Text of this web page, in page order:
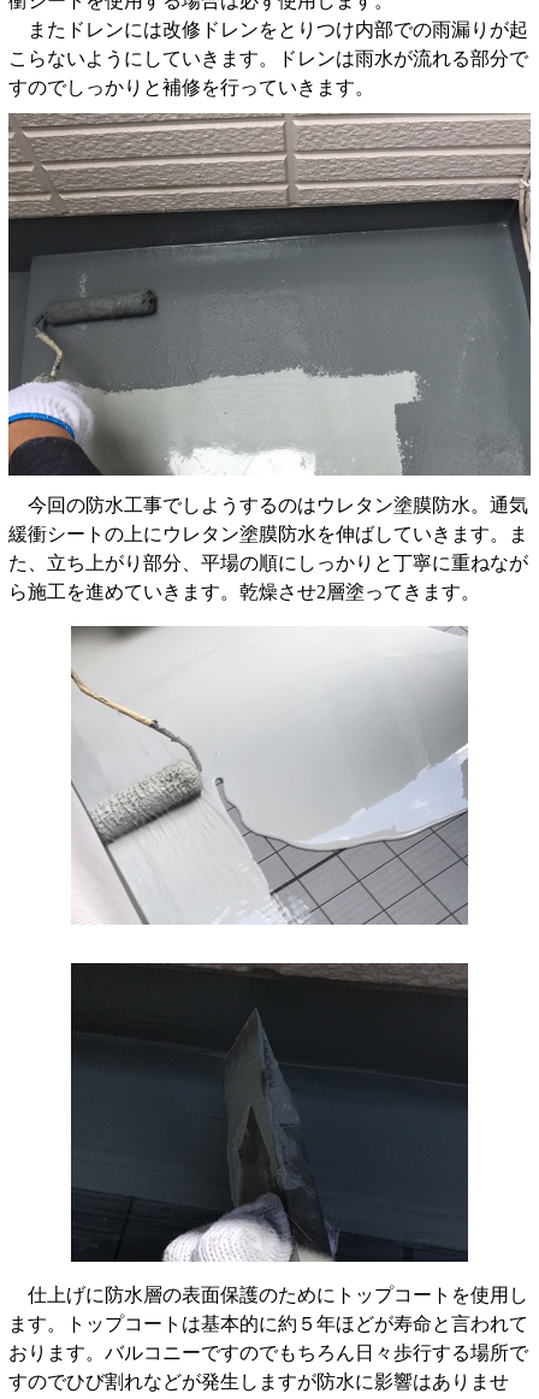
またドレンには改修ドレンをとりつけ内部での雨漏りが起
こらないようにしていきます。ドレンは雨水が流れる部分で
すのでしっかりと補修を行っていきます。
今回の防水工事でしようするのはウレタン塗膜防水。通気
緩衝シートの上にウレタン塗膜防水を伸ばしていきます。ま
た、立ち上がり部分、平場の順にしっかりと丁寧に重ねなが
ら施工を進めていきます。乾燥させ2層塗ってきます。
仕上げに防水層の表面保護のためにトップコートを使用し
ます。トップコートは基本的に約５年ほどが寿命と言われて
おります。バルコニーですのでもちろん日々歩行する場所で
すのでひび割れなどが発生しますが防水に影響はありませ